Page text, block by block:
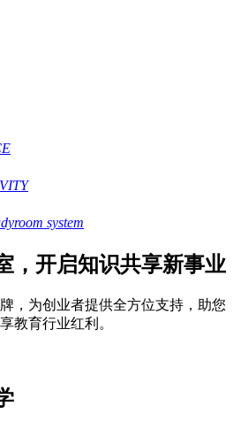
system
，开启知识共享新事业
，为创业者提供全方位支持，助您
教育行业红利。